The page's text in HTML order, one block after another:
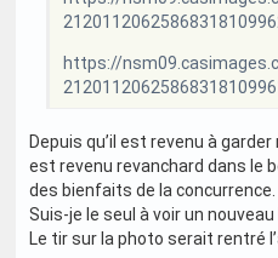
https://
Depuis qu’il est revenu à
est revenu revanchard dans le
des bienfaits de la concurrence.
Suis-je le seul à voir un nouveau
Le tir sur la photo serait rentré